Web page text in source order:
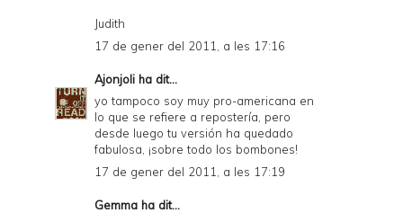
Judith
17 de gener del 2011, a les 17:16
Ajonjoli ha dit...
yo tampoco soy muy pro-americana en
lo que se refiere a repostería, pero
desde luego tu versión ha quedado
fabulosa, ¡sobre todo los bombones!
17 de gener del 2011, a les 17:19
Gemma ha dit...